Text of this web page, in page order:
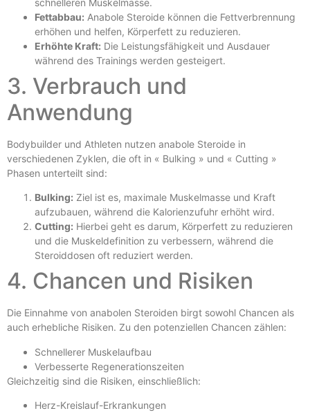
schnelleren Muskelmasse.
Fettabbau: Anabole Steroide können die Fettverbrennung
erhöhen und helfen, Körperfett zu reduzieren.
Erhöhte Kraft: Die Leistungsfähigkeit und Ausdauer
während des Trainings werden gesteigert.
3. Verbrauch und
Anwendung
Bodybuilder und Athleten nutzen anabole Steroide in
verschiedenen Zyklen, die oft in « Bulking » und « Cutting »
Phasen unterteilt sind:
Bulking: Ziel ist es, maximale Muskelmasse und Kraft
aufzubauen, während die Kalorienzufuhr erhöht wird.
Cutting: Hierbei geht es darum, Körperfett zu reduzieren
und die Muskeldefinition zu verbessern, während die
Steroiddosen oft reduziert werden.
4. Chancen und Risiken
Die Einnahme von anabolen Steroiden birgt sowohl Chancen als
auch erhebliche Risiken. Zu den potenziellen Chancen zählen:
Schnellerer Muskelaufbau
Verbesserte Regenerationszeiten
Gleichzeitig sind die Risiken, einschließlich:
Herz-Kreislauf-Erkrankungen